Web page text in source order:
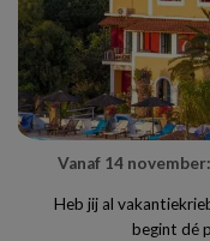
Vanaf 14
Heb jij al
begint dé